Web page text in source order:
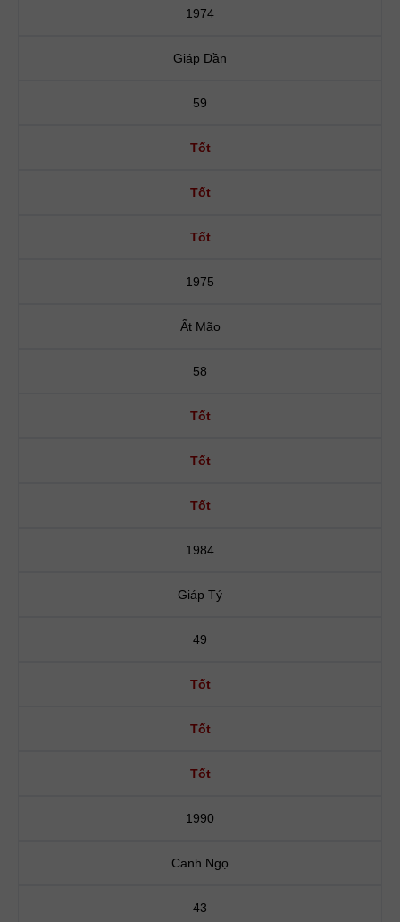
1974
Giáp Dần
59
Tốt
Tốt
Tốt
1975
Ất Mão
58
Tốt
Tốt
Tốt
1984
Giáp Tý
49
Tốt
Tốt
Tốt
1990
Canh Ngọ
43